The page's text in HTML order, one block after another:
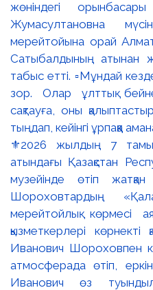
⚜️2026 жылдың 7
атындағы Қазақстан
музейінде өтіп
Шороховтардың
мерейтойлық көрмесі
қызметкерлері көрнекті
Иванович Шороховпен
атмосферада өтіп,
Иванович өз